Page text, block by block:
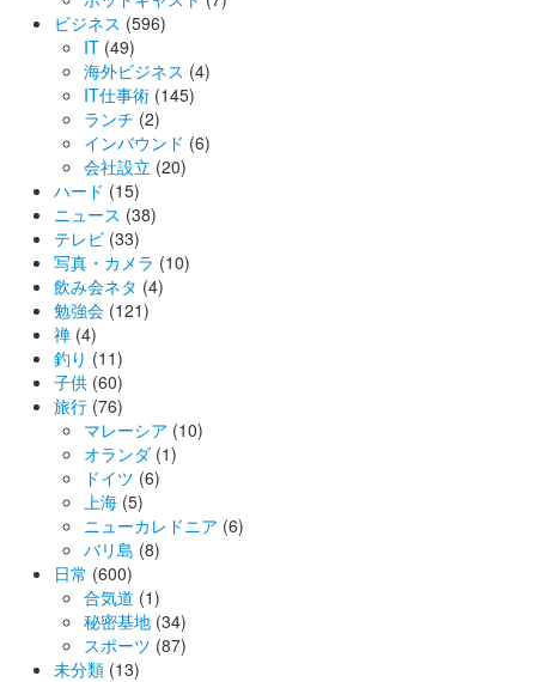
ビジネス (596)
IT (49)
海外ビジネス (4)
IT仕事術 (145)
ランチ (2)
インバウンド (6)
会社設立 (20)
ハード (15)
ニュース (38)
テレビ (33)
写真・カメラ (10)
飲み会ネタ (4)
勉強会 (121)
禅 (4)
釣り (11)
子供 (60)
旅行 (76)
マレーシア (10)
オランダ (1)
ドイツ (6)
上海 (5)
ニューカレドニア (6)
バリ島 (8)
日常 (600)
合気道 (1)
秘密基地 (34)
スポーツ (87)
未分類 (13)